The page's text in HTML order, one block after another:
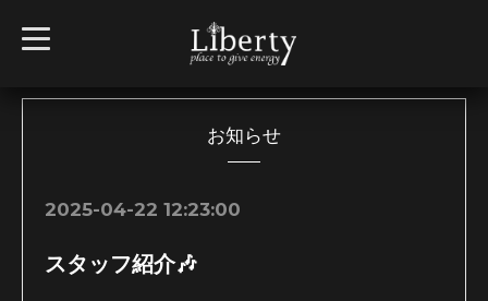
t
o
l
お知らせ
2025-04-22 12:23:00
スタッフ紹介🎶